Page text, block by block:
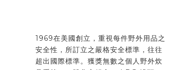
1969在美國創立，重視每件野外用品之
安全性，所訂立之嚴格安全標準，往往
超出國際標準。獲獎無數之個人野外炊